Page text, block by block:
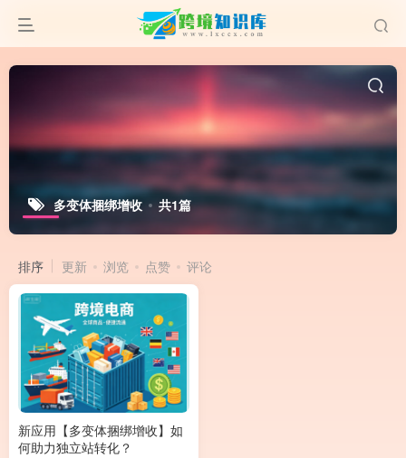
多变体捆绑增收 共1篇
排序 更新 浏览 点赞 评论
新应用【多变体捆绑增收】如
何助力独立站转化？